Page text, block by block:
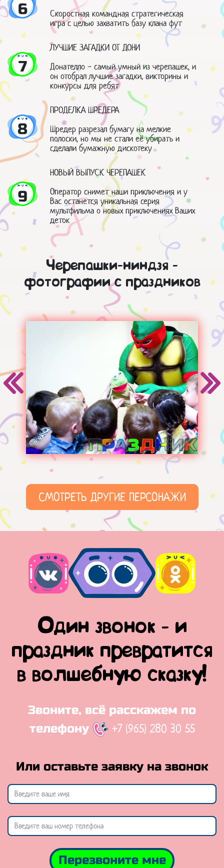
6
Скоростная командная стратегическая
игра с целью захватить базу клана фут
7
ЛУЧШИЕ ЗАГАДКИ ОТ ДОНИ
Донателло - самый умный из черепашек, и
он отобрал лучшие загадки, викторины и
конкурсы для ребят
8
ПРОДЕЛКА ШРЕДЕРА
Шредер разрезал бумагу на мелкие
полоски, но мы не стали её убирать и
сделали бумажную дискотеку
9
НОВЫЙ ВЫПУСК ЧЕРЕПАШЕК
Оператор снимет наши приключения и у
Вас останется уникальная серия
мультфильма о новых приключениях Ваших
деток
Черепашки-ниндзя -
фотографии с праздников
СМОТРЕТЬ ДРУГИЕ ПЕРСОНАЖИ
Один звонок - и
праздник превратится
в волшебную сказку!
Звоните, всё расскажем по
телефону
+7 (965) 280 30 55
Или оставьте заявку на звонок
Перезвоните мне